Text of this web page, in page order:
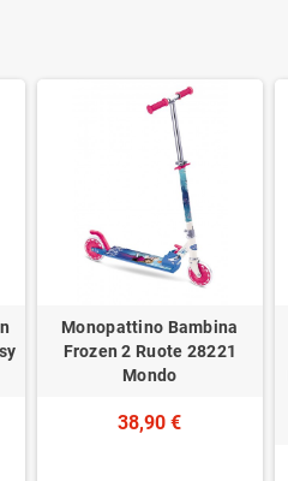
Monopattino Bambina
Frozen 2 Ruote 28221
Mondo
38,90 €